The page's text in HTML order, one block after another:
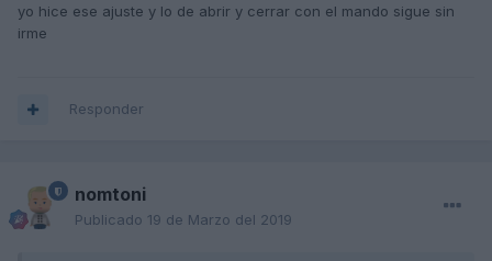
yo hice ese ajuste y lo de abrir y cerrar con el mando sigue sin
irme
Responder
nomtoni
Publicado 19 de Marzo del 2019